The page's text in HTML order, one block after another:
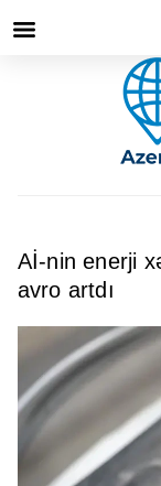
Aİ-nin enerji
avro artdı